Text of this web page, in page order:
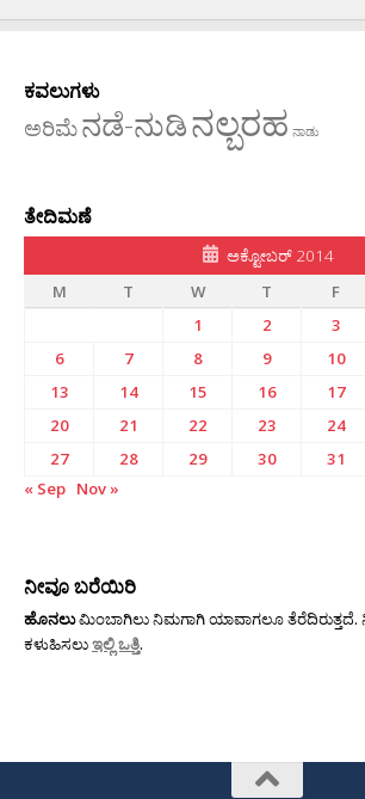
ಕವಲುಗಳು
ಅರಿಮೆನಡೆ-ನುಡಿನಲ್ಬರಹ ನಾಡು
ತೇದಿಮಣೆ
ಅಕ್ಟೋಬರ್ 2014
M
T W T F
1
2 3
6
7 8 9 10
13
14 15 16 17
20
21 22 23 24
27
28 29 30
31
« Sep Nov »
ನೀವೂ ಬರೆಯಿರಿ
ಹೊನಲುಮಿಂಬಾಗಿಲು ನಿಮಗಾಗಿ ಯಾವಾಗಲೂ ತೆರೆದಿರುತ್ತದೆ.
ಕಳುಹಿಸಲುಇಲ್ಲಿ ಒತ್ತಿ.